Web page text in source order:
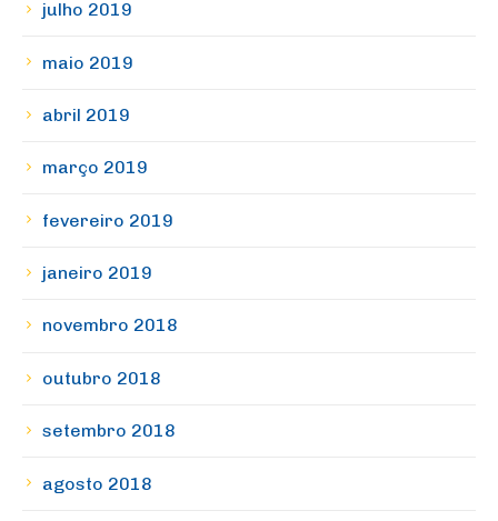
julho 2019
maio 2019
abril 2019
março 2019
fevereiro 2019
janeiro 2019
novembro 2018
outubro 2018
setembro 2018
agosto 2018